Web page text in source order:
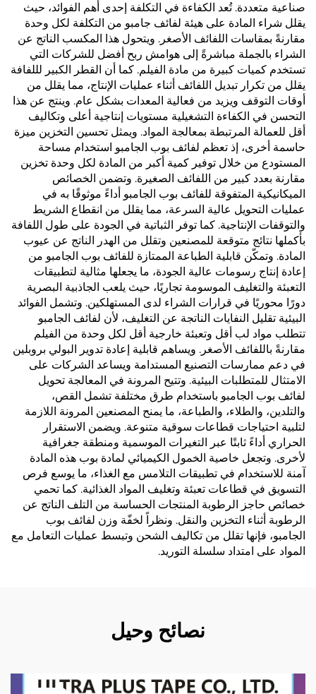
صناعية متعددة. تُعد الكفاءة في التكلفة إحدى أهم الفوائد، حيث
يقلل شراء المادة على هيئة لفائف جامبو من التكلفة لكل وحدة
مقارنةً بمقاسات اللفائف الأصغر. ويتحول هذا المكسب الناتج عن
الشراء بالجملة مباشرةً إلى هوامش ربح أفضل للشركات التي
تستخدم كميات كبيرة من مادة الفيلم. كما أن القطر الكبير لللفافة
يقلل من تكرار تبديل اللفائف أثناء عمليات الإنتاج، مما يقلل من
أوقات التوقف ويزيد من فعالية المعدات بشكل عام. وينتج عن هذا
التحسن في الكفاءة التشغيلية مستويات إنتاجية أعلى وتكاليف
أقل للعمالة المرتبطة بمعالجة المواد. ويمثل تحسين التخزين ميزة
حاسمة أخرى، إذ تعظم لفائف بوب الجامبو استخدام مساحة
المستودع من خلال توفير كمية أكبر من المادة لكل وحدة تخزين
مقارنة بعدد كبير من اللفائف الصغيرة. وتضمن الخصائص
الميكانيكية المتفوقة للفائف بوب الجامبو أداءً موثوقًا به في
عمليات التحويل عالية السرعة، مما يقلل من انقطاع الشريط
والتوقفات الإنتاجية. كما توفر الثباتية في الجودة على طول اللفافة
بأكملها نتائج متوقعة للمصنعين وتقلل من الهدر الناتج عن عيوب
المادة. وتمكّن قابلية الطباعة الممتازة للفائف بوب الجامبو من
إعادة إنتاج رسومات عالية الجودة، ما يجعلها مثالية لتطبيقات
التعبئة والتغليف الموسومة تجاريًا، حيث يلعب الجاذبية البصرية
دورًا محوريًا في قرارات الشراء لدى المستهلكين. وتشمل الفوائد
البيئية تقليل النفايات الناتجة عن التغليف، لأن لفائف الجامبو
تتطلب مواد لب أقل وتعبئة خارجية أقل لكل وحدة من الفيلم
مقارنةً باللفائف الأصغر. ويساهم قابلية إعادة تدوير البولي بروبلين
في دعم ممارسات التصنيع المستدامة ويساعد الشركات على
الامتثال للمتطلبات البيئية. وتتيح المرونة في المعالجة تحويل
لفائف بوب الجامبو باستخدام طرق مختلفة تشمل القص،
والتلدين، والطلاء، والطباعة، ما يمنح المصنعين المرونة اللازمة
لتلبية احتياجات قطاعات سوقية متنوعة. ويضمن الاستقرار
الحراري أداءً ثابتًا عبر التغيرات الموسمية ومنطقة جغرافية
لأخرى. وتجعل خاصية الخمول الكيميائي لمادة بوب هذه المادة
آمنة للاستخدام في تطبيقات التلامس مع الغذاء، ما يوسع فرص
التسويق في قطاعات تعبئة وتغليف المواد الغذائية. كما تحمي
خصائص حاجز الرطوبة المنتجات الحساسة من التلف الناتج عن
الرطوبة أثناء التخزين والنقل. ونظراً لخفّة وزن لفائف بوب
الجامبو، فإنها تقلل من تكاليف الشحن وتبسط عمليات التعامل مع
المواد على امتداد سلسلة التوريد.
نصائح وحيل